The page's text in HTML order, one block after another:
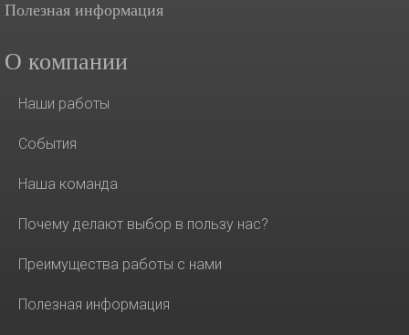
Полезная информация
О компании
Наши работы
События
Наша команда
Почему делают выбор в пользу нас?
Преимущества работы с нами
Полезная информация